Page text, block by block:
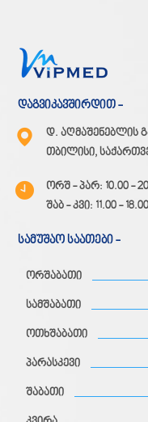
დაგვიკავშირდით -
დ. აღმაშენებლის
თბილისი,
ორშ - პარ: 10.00 -
შაბ - კვი: 11.00 - 18.00
სამუშაო საათები -
ორშაბათი
სამშაბათი
ოთხშაბათი
პარასკევი
შაბათი